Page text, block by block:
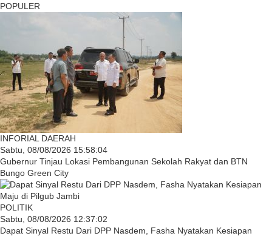
POPULER
INFORIAL DAERAH
Sabtu, 08/08/2026 15:58:04
Gubernur Tinjau Lokasi Pembangunan Sekolah Rakyat dan BTN
Bungo Green City
POLITIK
Sabtu, 08/08/2026 12:37:02
Dapat Sinyal Restu Dari DPP Nasdem, Fasha Nyatakan Kesiapan